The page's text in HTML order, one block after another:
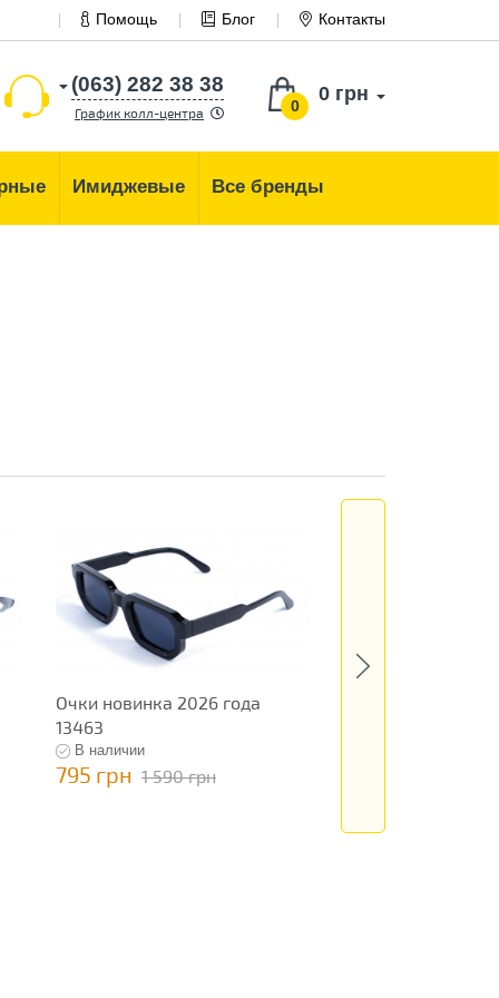
Помощь Блог Контакты
0
0 грн
(063) 282 38 38
График колл-центра
Имиджевые Все бренды
Очки новинка 2026 года
13463
В наличии
795 грн 1 590 грн